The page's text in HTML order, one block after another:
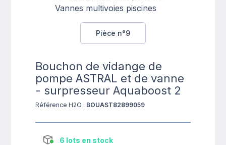
Pièce n°9
Bouchon de vidange de
pompe ASTRAL et de vanne
- surpresseur Aquaboost 2
Référence H2O : BOUAST82899059
6 lots en stock